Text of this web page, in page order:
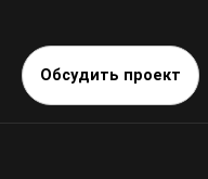
Обсудить проект